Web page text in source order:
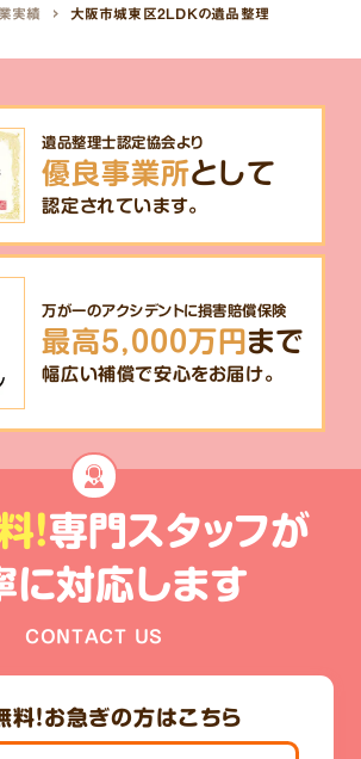
実績 大阪市城東区2LDKの遺品整理
遺品整理士認定協会より
優良事業所として
認定されています。
万が一のアクシデントに損害賠償保険
最高5,000万円まで
幅広い補償で安心をお届け。
!専門スタッフが
に対応します
CONTACT US
！お急ぎの方はこちら